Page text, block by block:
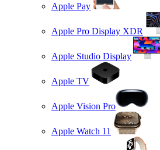
Apple Pay
Apple Pro Display XDR
Apple Studio Display
Apple TV
Apple Vision Pro
Apple Watch 11